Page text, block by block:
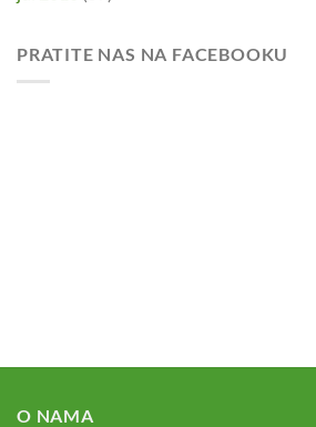
PRATITE NAS NA FACEBOOKU
O NAMA